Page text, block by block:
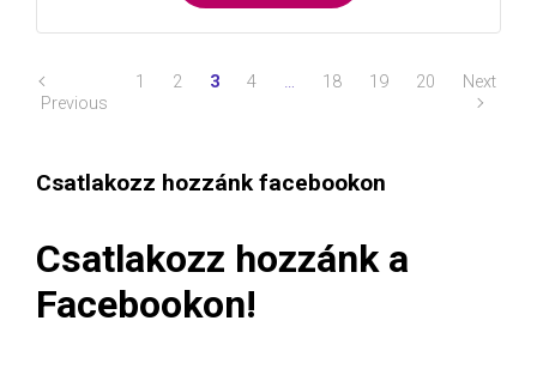
Previous
1 2 3 4 … 18 19 20 Next
Csatlakozz hozzánk facebookon
Csatlakozz hozzánk a
Facebookon!